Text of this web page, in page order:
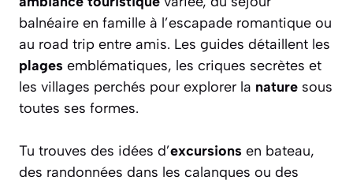
balnéaire en famille à l’escapade romantique ou
au road trip entre amis. Les guides détaillent les
plages emblématiques, les criques secrètes et
les villages perchés pour explorer la nature sous
toutes ses formes.
Tu trouves des idées d’excursions en bateau,
des randonnées dans les calanques ou des